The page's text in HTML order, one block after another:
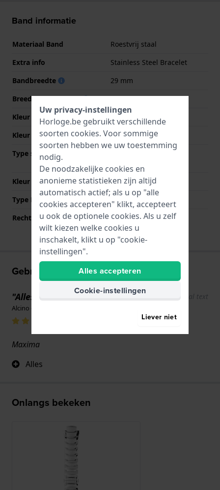
Band informatie
Materiaal Band
Roestvrij staal
Extra info
Stainless Steel Bracelet
Bandbreedte
29 mm
Breedte bandaanzet
18 mm
Kleur Band
Zilver
Kleur stiksel
NVT
Type sluiting
Vlindersluiting met
Kleur sluiting
Zilver
Type Bevestiging
Bandpennen
Rechte aanzet
Nee
Gebruikerservaringen
"Alles goed" Show original text
Alcino dos ferro · 17 juni 2022
Maxima
Alles
Onlangs bekeken
Uw privacy-instellingen
Horloge.be gebruikt verschillende
soorten cookies. Voor sommige
soorten hebben we uw toestemming
nodig.
De noodzakelijke cookies en
anonieme statistieken zijn altijd
automatisch actief; als u op "alle
cookies accepteren" klikt, accepteert
u ook de optionele cookies. Als u zelf
wilt kiezen welke cookies u
inschakelt, klikt u op "cookie-
instellingen".
Alles accepteren
Cookie-instellingen
Liever niet